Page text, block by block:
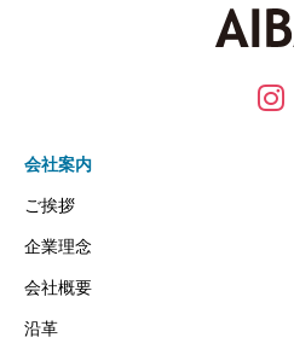
会社案内
ご挨拶
企業理念
会社概要
沿革